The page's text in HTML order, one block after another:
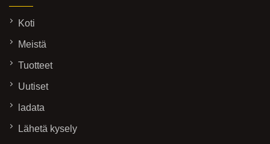
Koti
Meistä
Tuotteet
Uutiset
ladata
Lähetä kysely